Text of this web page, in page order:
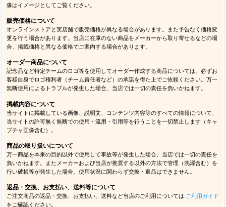
像はイメージとしてご覧ください。
販売価格について
オンラインストアと実店舗で販売価格が異なる場合があります。また予告なく価格変
更を行う場合があります。当店に在庫のない商品をメーカーから取り寄せるなどの場
合、掲載価格と異なる価格でご案内する場合があります。
オーダー商品について
記念品など特定チームのロゴ等を使用してオーダー作成する商品については、必ずお
客様自身でロゴ権利者（チーム責任者など）の承諾を得た上でご依頼ください。万一
無断使用によるトラブルが発生した場合、当店では一切の責任を負いかねます。
掲載内容について
当サイトに掲載している画像、説明文、コンテンツ内容等のすべての情報について、
当サイトの許可無く無断での使用・流用・引用等を行うことを一切禁止します（キャ
プチャ画像含む）。
商品の取り扱いについて
万一商品を本来の目的以外で使用して事故等が発生した場合、当店では一切の責任を
負いかねます。またメーカーおよび当店が推奨する以外の方法で管理（洗濯含む）を
行い破損等が発生した場合、使用状況に関わらず交換・返品はできません。
返品・交換、お支払い、送料等について
ご注文商品の返品・交換、お支払い、送料など当店のご利用については ご利用ガイド
をご確認ください。